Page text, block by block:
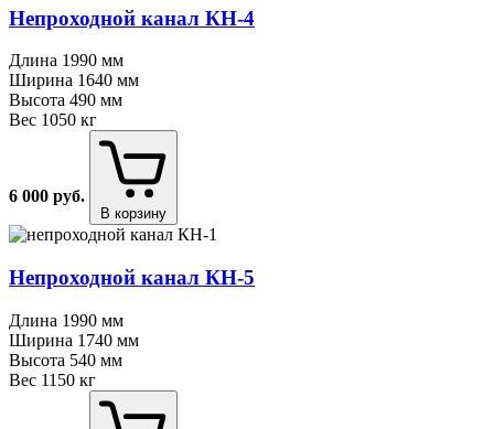
Непроходной канал КН⁠-⁠4
Длина 1990 мм
Ширина 1640 мм
Высота 490 мм
Вес 1050 кг
6 000 руб.
В корзину
Непроходной канал КН⁠-⁠5
Длина 1990 мм
Ширина 1740 мм
Высота 540 мм
Вес 1150 кг